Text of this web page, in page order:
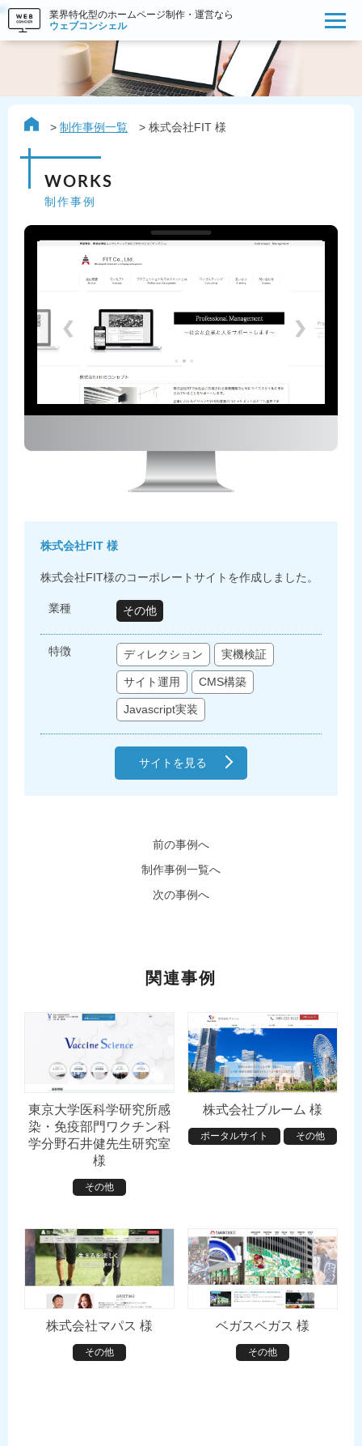
業界特化型のホームページ制作・運営なら
ウェブコンシェル
制作事例一覧 株式会社FIT 様
WORKS
制作事例
株式会社FIT 様
株式会社FIT様のコーポレートサイトを作成しました。
業種 その他
特徴 ディレクション 実機検証
サイト運用 CMS構築
Javascript実装
サイトを見る
前の事例へ
制作事例一覧へ
次の事例へ
関連事例
東京大学医科学研究所感
染・免疫部門ワクチン科
学分野石井健先生研究室
様
その他
株式会社ブルーム 様
ポータルサイト その他
株式会社マパス 様
その他
ベガスベガス 様
その他